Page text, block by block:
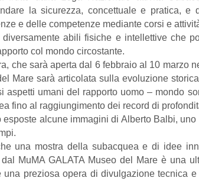
la sicurezza, concettuale e pratica,
e delle competenze mediante corsi e
diversamente abili fisiche e intellettive che
col mondo circostante.
che sarà aperta dal 6 febbraio al 10 marzo
Mare sarà articolata sulla evoluzione
aspetti umani del rapporto uomo – mondo
fino al raggiungimento dei record di
esposte alcune immagini di Alberto Balbi,
una mostra della subacquea e di idee
MuMA GALATA Museo del Mare è una
una preziosa opera di divulgazione tecnica